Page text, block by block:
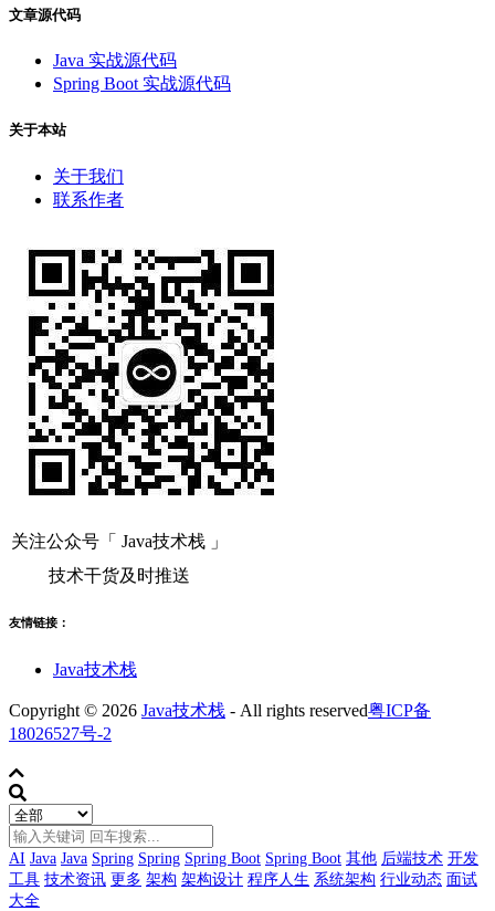
文章源代码
Java 实战源代码
Spring Boot 实战源代码
关于本站
关于我们
联系作者
关注公众号「 Java技术栈 」
技术干货及时推送
友情链接：
Java技术栈
Copyright © 2026 Java技术栈 - All rights reserved粤ICP备
18026527号-2
AI Java Java Spring Spring Spring Boot Spring Boot 其他 后端技术 开发
工具 技术资讯 更多 架构 架构设计 程序人生 系统架构 行业动态 面试
大全